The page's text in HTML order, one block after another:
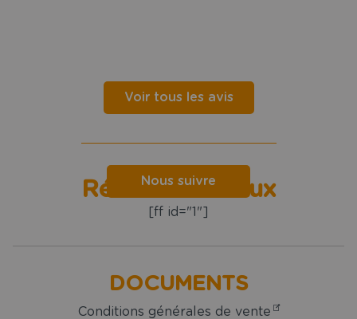
Voir tous les avis
Réseaux sociaux
[ff id="1"]
Nous suivre
DOCUMENTS
Conditions générales de vente